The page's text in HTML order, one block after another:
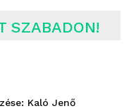
SZABADON!
Kaló Jenő